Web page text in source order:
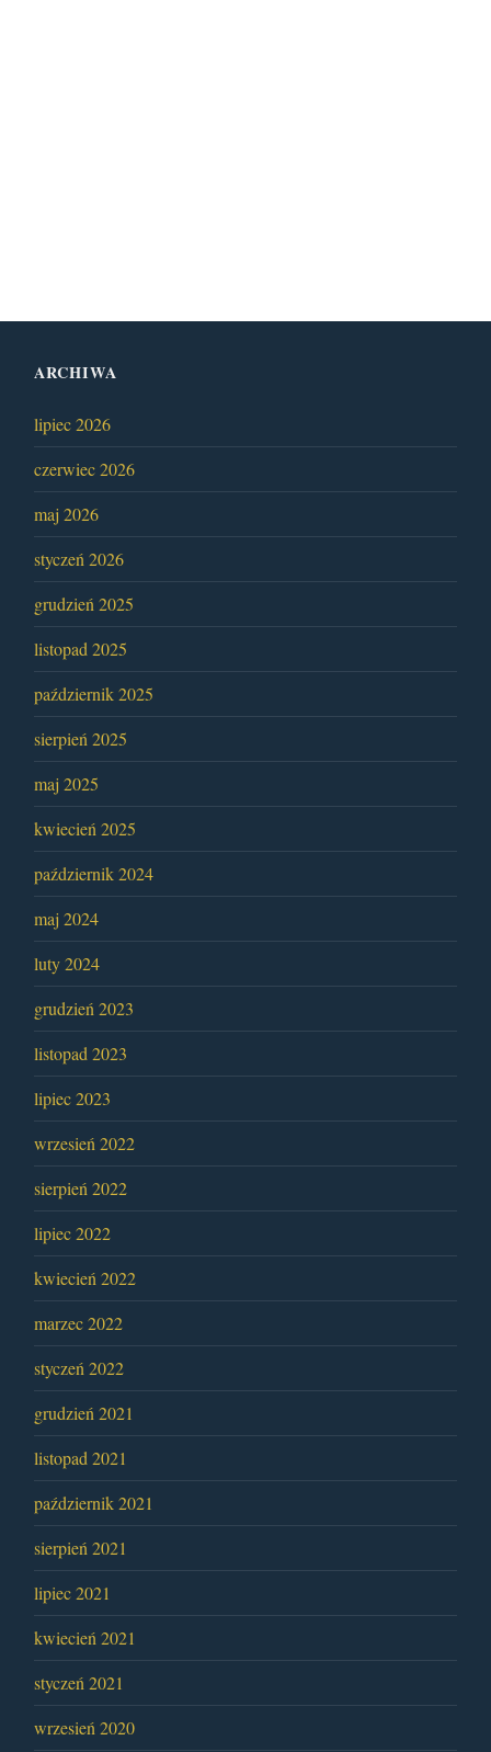
ARCHIWA
lipiec 2026
czerwiec 2026
maj 2026
styczeń 2026
grudzień 2025
listopad 2025
październik 2025
sierpień 2025
maj 2025
kwiecień 2025
październik 2024
maj 2024
luty 2024
grudzień 2023
listopad 2023
lipiec 2023
wrzesień 2022
sierpień 2022
lipiec 2022
kwiecień 2022
marzec 2022
styczeń 2022
grudzień 2021
listopad 2021
październik 2021
sierpień 2021
lipiec 2021
kwiecień 2021
styczeń 2021
wrzesień 2020